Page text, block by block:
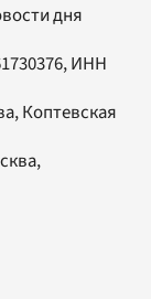
дня
ИНН
Коптевская
,